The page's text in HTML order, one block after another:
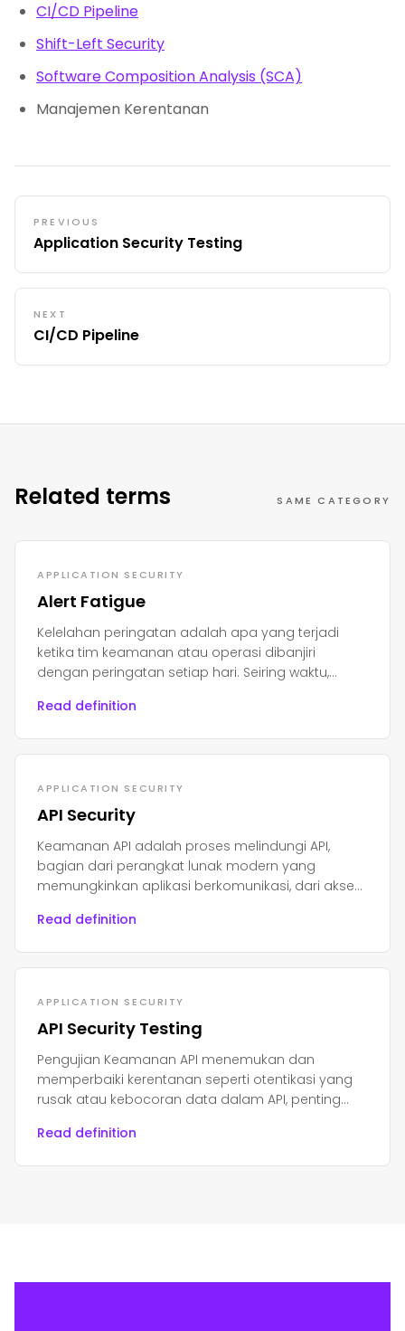
CI/CD Pipeline
Shift-Left Security
Software Composition Analysis (SCA)
Manajemen Kerentanan
PREVIOUS
Application Security Testing
NEXT
CI/CD Pipeline
Related terms SAME CATEGORY
APPLICATION SECURITY
Alert Fatigue
Kelelahan peringatan adalah apa yang terjadi
ketika tim keamanan atau operasi dibanjiri
dengan peringatan setiap hari. Seiring waktu,
mengabaikannya.
Read definition
APPLICATION SECURITY
API Security
Keamanan API adalah proses melindungi API,
bagian dari perangkat lunak modern yang
memungkinkan aplikasi berkomunikasi, dari akses
Read definition
APPLICATION SECURITY
API Security Testing
Pengujian Keamanan API menemukan dan
memperbaiki kerentanan seperti otentikasi yang
rusak atau kebocoran data dalam API, penting
sensitif.
Read definition